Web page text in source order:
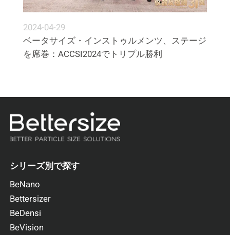
2024-04-29
ベータサイズ・インストゥルメンツ、ステージ
を席巻：ACCSI2024でトリプル勝利
シリーズ別で探す
BeNano
Bettersizer
BeDensi
BeVision